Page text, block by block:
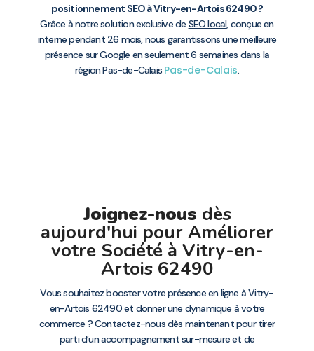
positionnement SEO à Vitry-en-Artois 62490 ?
Grâce à notre solution exclusive de SEO local, conçue en
interne pendant 26 mois, nous garantissons une meilleure
présence sur Google en seulement 6 semaines dans la
région Pas-de-Calais Pas-de-Calais.
Joignez-nous dès
aujourd'hui pour Améliorer
votre Société à Vitry-en-
Artois 62490
Vous souhaitez booster votre présence en ligne à Vitry-
en-Artois 62490 et donner une dynamique à votre
commerce ? Contactez-nous dès maintenant pour tirer
parti d’un accompagnement sur-mesure et de